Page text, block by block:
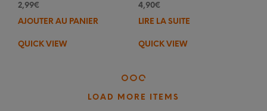
2,99€
AJOUTER AU PANIER
QUICK VIEW
4,90€
LIRE LA SUITE
QUICK VIEW
LOAD MORE ITEMS